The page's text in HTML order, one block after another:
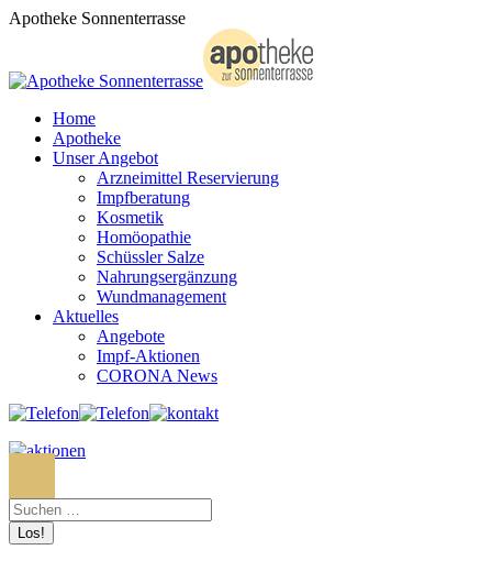
Zum
Apotheke Sonnenterrasse
Home
Apotheke
Unser Angebot
Arzneimittel Reservierung
Impfberatung
Kosmetik
Homöopathie
Schüssler Salze
Nahrungsergänzung
Wundmanagement
Aktuelles
Angebote
Impf-Aktionen
CORONA News